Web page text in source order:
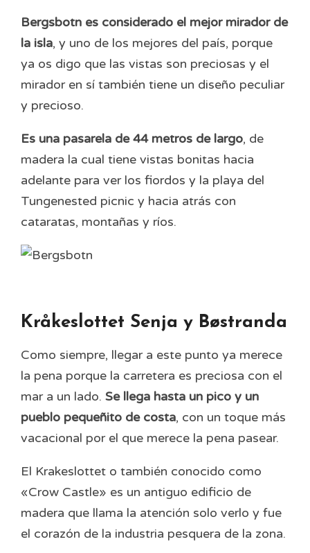
Bergsbotn es considerado el mejor mirador de
la isla, y uno de los mejores del país, porque
ya os digo que las vistas son preciosas y el
mirador en sí también tiene un diseño peculiar
y precioso.
Es una pasarela de 44 metros de largo, de
madera la cual tiene vistas bonitas hacia
adelante para ver los fiordos y la playa del
Tungenested picnic y hacia atrás con
cataratas, montañas y ríos.
Kråkeslottet Senja y Bøstranda
Como siempre, llegar a este punto ya merece
la pena porque la carretera es preciosa con el
mar a un lado. Se llega hasta un pico y un
pueblo pequeñito de costa, con un toque más
vacacional por el que merece la pena pasear.
El Krakeslottet o también conocido como
«Crow Castle» es un antiguo edificio de
madera que llama la atención solo verlo y fue
el corazón de la industria pesquera de la zona.